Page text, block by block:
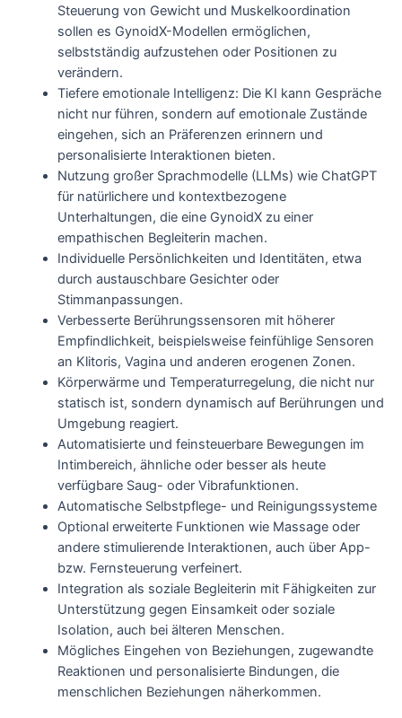
Steuerung von Gewicht und Muskelkoordination
sollen es GynoidX-Modellen ermöglichen,
selbstständig aufzustehen oder Positionen zu
verändern.
Tiefere emotionale Intelligenz: Die KI kann Gespräche
nicht nur führen, sondern auf emotionale Zustände
eingehen, sich an Präferenzen erinnern und
personalisierte Interaktionen bieten.
Nutzung großer Sprachmodelle (LLMs) wie ChatGPT
für natürlichere und kontextbezogene
Unterhaltungen, die eine GynoidX zu einer
empathischen Begleiterin machen.
Individuelle Persönlichkeiten und Identitäten, etwa
durch austauschbare Gesichter oder
Stimmanpassungen.
Verbesserte Berührungssensoren mit höherer
Empfindlichkeit, beispielsweise feinfühlige Sensoren
an Klitoris, Vagina und anderen erogenen Zonen.
Körperwärme und Temperaturregelung, die nicht nur
statisch ist, sondern dynamisch auf Berührungen und
Umgebung reagiert.
Automatisierte und feinsteuerbare Bewegungen im
Intimbereich, ähnliche oder besser als heute
verfügbare Saug- oder Vibrafunktionen.
Automatische Selbstpflege- und Reinigungssysteme
Optional erweiterte Funktionen wie Massage oder
andere stimulierende Interaktionen, auch über App-
bzw. Fernsteuerung verfeinert.
Integration als soziale Begleiterin mit Fähigkeiten zur
Unterstützung gegen Einsamkeit oder soziale
Isolation, auch bei älteren Menschen.
Mögliches Eingehen von Beziehungen, zugewandte
Reaktionen und personalisierte Bindungen, die
menschlichen Beziehungen näherkommen.